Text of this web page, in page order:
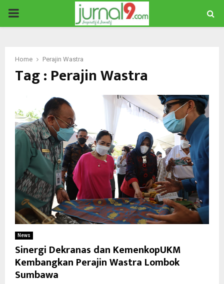
PRIMARY
Home Perajin Wastra
Tag : Perajin Wastra
News
Sinergi Dekranas dan KemenkopUKM
Kembangkan Perajin Wastra Lombok
Sumbawa